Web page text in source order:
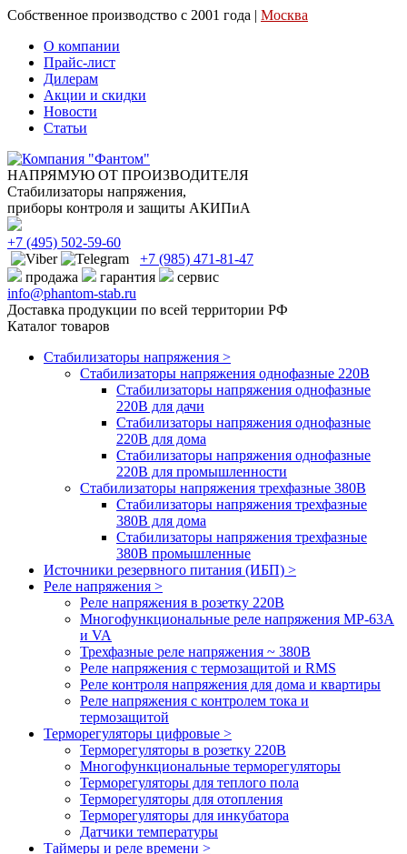
Собственное производство с 2001 года | Москва
О компании
Прайс-лист
Дилерам
Акции и скидки
Новости
Статьи
НАПРЯМУЮ ОТ ПРОИЗВОДИТЕЛЯ
Стабилизаторы напряжения,
приборы контроля и защиты АКИПиА
+7 (495) 502-59-60
+7 (985) 471-81-47
продажа
гарантия
сервис
info@phantom-stab.ru
Доставка продукции по всей территории РФ
Каталог товаров
Стабилизаторы напряжения >
Cтабилизаторы напряжения однофазные 220В
Стабилизаторы напряжения однофазные
220В для дачи
Стабилизаторы напряжения однофазные
220В для дома
Стабилизаторы напряжения однофазные
220В для промышленности
Стабилизаторы напряжения трехфазные 380В
Cтабилизаторы напряжения трехфазные
380В для дома
Стабилизаторы напряжения трехфазные
380В промышленные
Источники резервного питания (ИБП) >
Реле напряжения >
Реле напряжения в розетку 220В
Многофункциональные реле напряжения МР-63А
и VA
Трехфазные реле напряжения ~ 380В
Реле напряжения с термозащитой и RMS
Реле контроля напряжения для дома и квартиры
Реле напряжения с контролем тока и
термозащитой
Терморегуляторы цифровые >
Терморегуляторы в розетку 220В
Многофункциональные терморегуляторы
Терморегуляторы для теплого пола
Терморегуляторы для отопления
Терморегуляторы для инкубатора
Датчики температуры
Таймеры и реле времени >